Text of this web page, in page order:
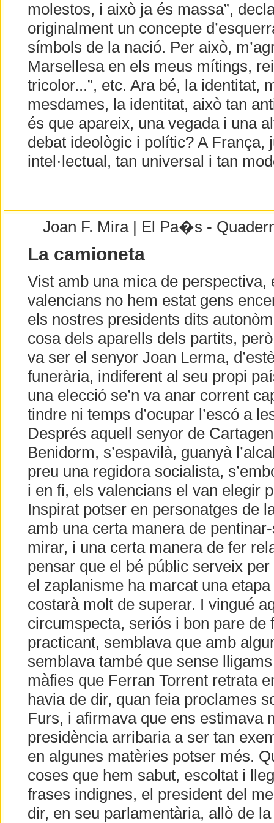
molestos, i això ja és massa”,
originalment un concepte
símbols de la nació. Per això,
Marsellesa en els meus mítings,
tricolor...”, etc. Ara bé, la identitat,
mesdames, la identitat, això tan
és que apareix, una vegada i una
debat ideològic i polític? A França,
intel·lectual, tan universal i tan
Joan F. Mira | El Pa�s -
La camioneta
Vist amb una mica de perspectiva,
valencians no hem estat gens
els nostres presidents dits
cosa dels aparells dels partits,
va ser el senyor Joan Lerma,
funerària, indiferent al seu propi
una elecció se’n va anar corrent
tindre ni temps d’ocupar l’escó a
Després aquell senyor de
Benidorm, s’espavilà, guanyà
preu una regidora socialista,
i en fi, els valencians el van elegir
Inspirat potser en personatges de
amb una certa manera de
mirar, i una certa manera de fer
pensar que el bé públic serveix
el zaplanisme ha marcat una
costarà molt de superar. I vingué
circumspecta, seriós i bon pare de
practicant, semblava que amb
semblava també que sense
màfies que Ferran Torrent retrata
havia de dir, quan feia proclames
Furs, i afirmava que ens estimava
presidència arribaria a ser tan
en algunes matèries potser més.
coses que hem sabut, escoltat i
frases indignes, el president del
dir, en seu parlamentària, allò de